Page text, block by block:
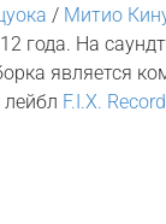
/ Митио
года. На
является
F.I.X.